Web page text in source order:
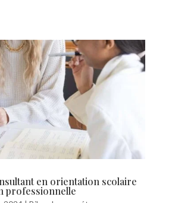
en orientation scolaire
professionnelle